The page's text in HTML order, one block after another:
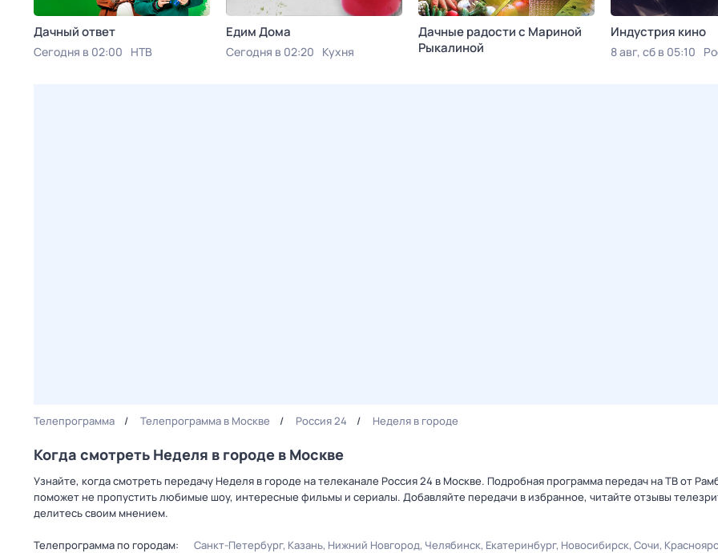
Дачный ответ
Сегодня в 02:00 НТВ
Едим Дома
Сегодня в 02:20 Кухня
Дачные радости с Мариной
Рыкалиной
Индустрия кино
8 авг, сб в 05:10
Телепрограмма Телепрограмма в Москве Россия 24 Неделя в городе
Когда смотреть Неделя в городе в Москве
Узнайте, когда смотреть передачу Неделя в городе на телеканале Россия 24 в Москве. Подробная программа передач на ТВ от
поможет не пропустить любимые шоу, интересные фильмы и сериалы. Добавляйте передачи в избранное, читайте отзывы
делитесь своим мнением.
Телепрограмма по городам: Санкт-Петербург Казань Нижний Новгород Челябинск Екатеринбург Новосибирск Сочи